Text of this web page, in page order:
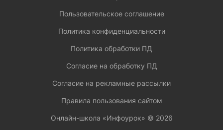
Пользовательское соглашение
Политика конфиденциальности
Политика обработки ПД
Согласие на обработку ПД
Согласие на рекламные рассылки
Правила пользования сайтом
Онлайн-школа «Инфоурок» © 2026